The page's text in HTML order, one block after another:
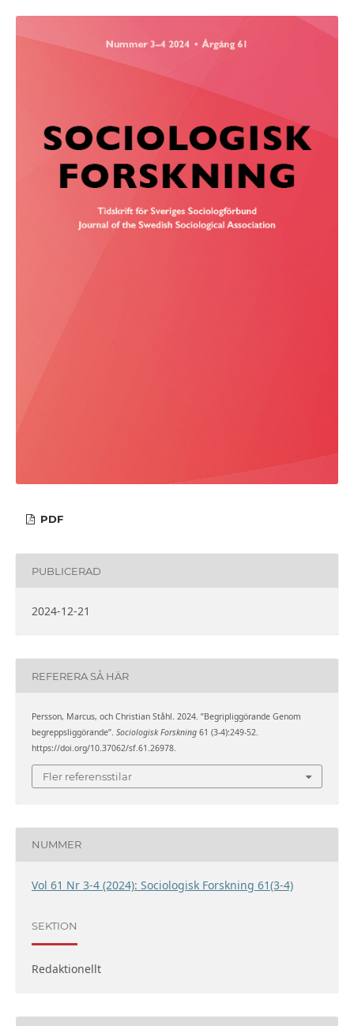
PDF
PUBLICERAD
2024-12-21
REFERERA SÅ HÄR
Persson, Marcus, och Christian Ståhl. 2024. ”Begripliggörande Genom
begreppsliggörande”. Sociologisk Forskning61 (3-4):249-52.
https://doi.org/10.37062/sf.61.26978.
Fler referensstilar
NUMMER
Vol 61 Nr 3-4 (2024): Sociologisk Forskning 61(3-4)
SEKTION
Redaktionellt